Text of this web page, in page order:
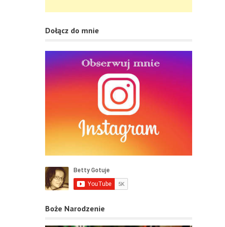
Dołącz do mnie
Boże Narodzenie